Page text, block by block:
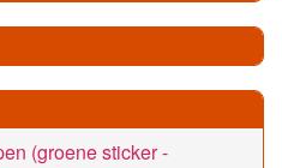
(groene sticker -